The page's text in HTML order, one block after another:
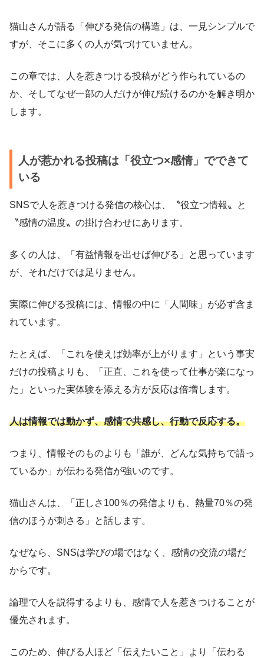
猫山さんが語る「伸びる発信の構造」は、一見シンプルで
すが、そこに多くの人が気づけていません。
この章では、人を惹きつける投稿がどう作られているの
か、そしてなぜ一部の人だけが伸び続けるのかを解き明か
します。
人が惹かれる投稿は「役立つ×感情」でできて
いる
SNSで人を惹きつける発信の核心は、〝役立つ情報〟と
〝感情の温度〟の掛け合わせにあります。
多くの人は、「有益情報を出せば伸びる」と思っています
が、それだけでは足りません。
実際に伸びる投稿には、情報の中に「人間味」が必ず含ま
れています。
たとえば、「これを使えば効率が上がります」という事実
だけの投稿よりも、「正直、これを使って仕事が楽になっ
た」といった実体験を添える方が反応は倍増します。
人は情報では動かず、感情で共感し、行動で反応する。
つまり、情報そのものよりも「誰が、どんな気持ちで語っ
ているか」が伝わる発信が強いのです。
猫山さんは、「正しさ100％の発信よりも、熱量70％の発
信のほうが刺さる」と話します。
なぜなら、SNSは学びの場ではなく、感情の交流の場だ
からです。
論理で人を説得するよりも、感情で人を惹きつけることが
優先されます。
このため、伸びる人ほど「伝えたいこと」より「伝わる